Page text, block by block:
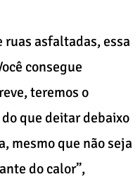
ruas asfaltadas, essa
consegue
teremos o
que deitar debaixo
mesmo que não seja
do calor”,